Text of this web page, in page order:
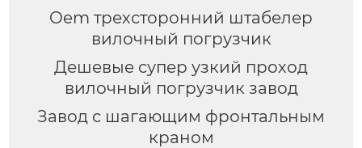
Oem трехсторонний штабелер
вилочный погрузчик
Дешевые супер узкий проход
вилочный погрузчик завод
Завод с шагающим фронтальным
краном